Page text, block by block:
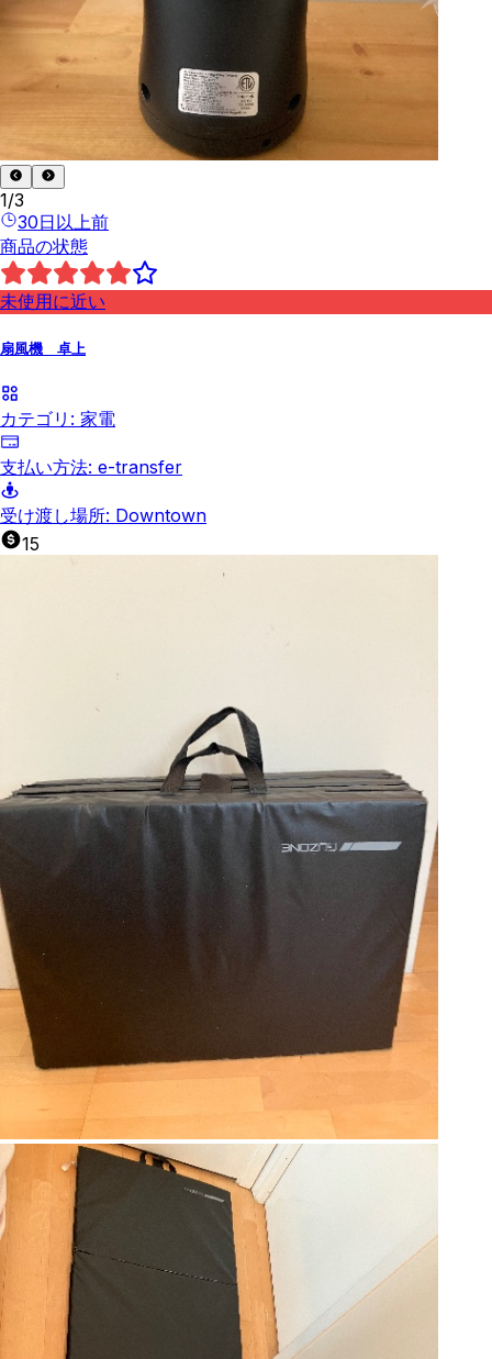
1/3
30日以上前
商品の状態
未使用に近い
扇風機 卓上
カテゴリ: 家電
支払い方法: e-transfer
受け渡し場所: Downtown
15